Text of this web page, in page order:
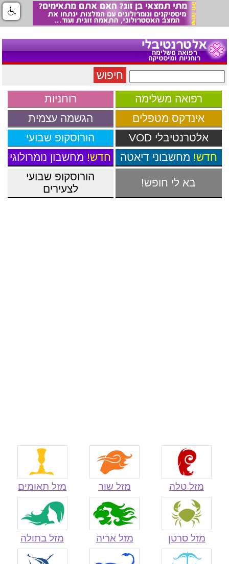
חיפוש
רפואה משלימה
רוחניות
אינדקס מטפלים
הגשמה עצמית
אלטרנטיבלי VOD
הורוסקופ שבועי
חדש! מחשבוני דיאטה חדש! מחשבון נומרולוגי
בא לי חופש!
הורוסקופ שבועי
לצעירים